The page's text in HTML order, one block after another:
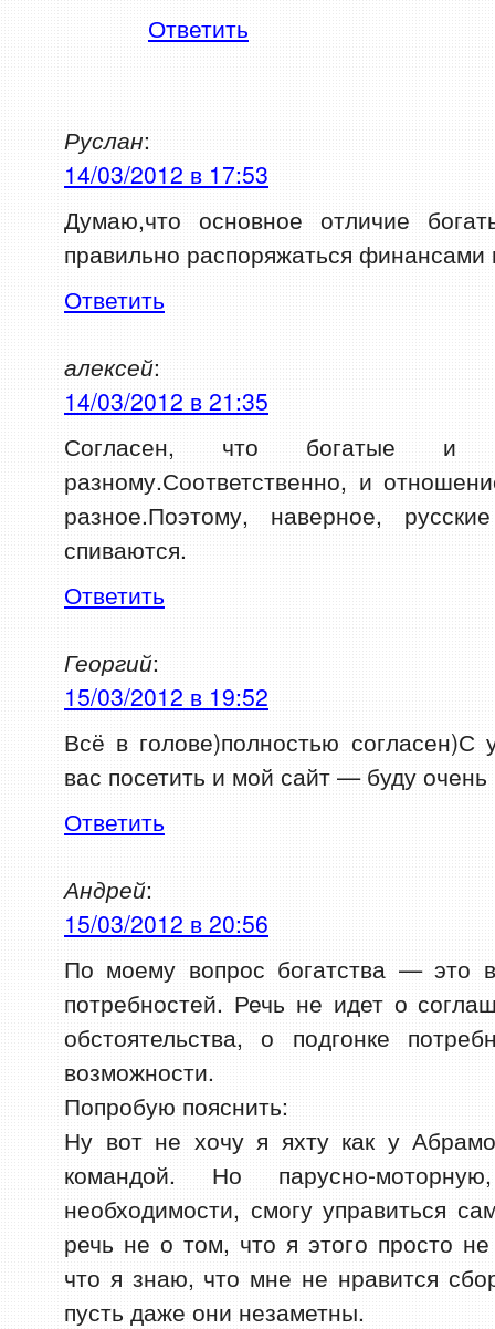
Ответить
Руслан:
14/03/2012 в 17:53
Думаю,что основное отличие
правильно распоряжаться
Ответить
алексей:
14/03/2012 в 21:35
Согласен, что богатые и
разному.Соответственно, и
разное.Поэтому, наверное,
спиваются.
Ответить
Георгий:
15/03/2012 в 19:52
Всё в голове)полностью согласен)С
вас посетить и мой сайт — буду
Ответить
Андрей:
15/03/2012 в 20:56
По моему вопрос богатства — это
потребностей. Речь не идет о
обстоятельства, о подгонке
возможности.
Попробую пояснить:
Ну вот не хочу я яхту как у
командой. Но парусно-
необходимости, смогу управиться
речь не о том, что я этого просто
что я знаю, что мне не нравится
пусть даже они незаметны.